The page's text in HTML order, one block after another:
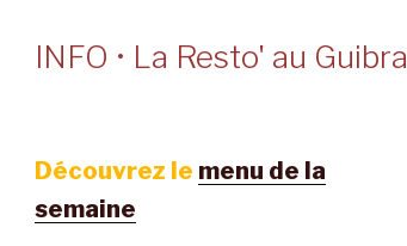
INFO • La Resto' au Guibra
Découvrez le menu de la
semaine